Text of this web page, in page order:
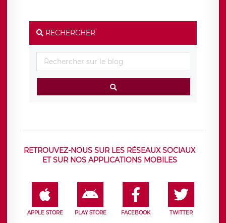
RECHERCHER
RETROUVEZ-NOUS SUR LES RÉSEAUX SOCIAUX
ET SUR NOS APPLICATIONS MOBILES
APPLE STORE PLAY STORE FACEBOOK TWITTER